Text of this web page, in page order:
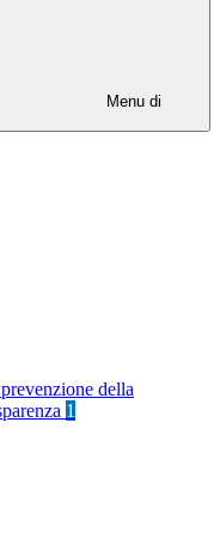
Menu di
della
1